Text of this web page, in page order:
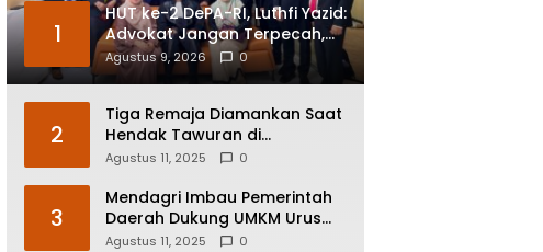
1
HUT ke-2 DePA-RI, Luthfi Yazid:
Advokat Jangan Terpecah,
Kepentingan Keadilan Harus
di Atas Organisasi
Agustus 9, 2026 0
2
Tiga Remaja Diamankan Saat
Hendak Tawuran di
Kemayoran, Polisi Sita Celurit
Agustus 11, 2025 0
3
Mendagri Imbau Pemerintah
Daerah Dukung UMKM Urus
Sertifikasi Halal
Agustus 11, 2025 0